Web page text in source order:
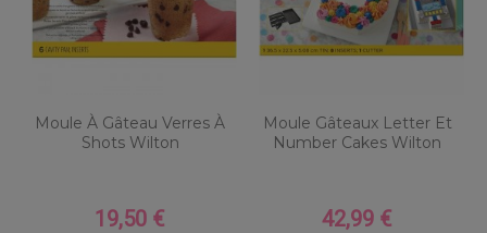
Moule À Gâteau Verres À
Shots Wilton
Prix
19,50 €
Moule Gâteaux Letter Et
Number Cakes Wilton
Prix
42,99 €